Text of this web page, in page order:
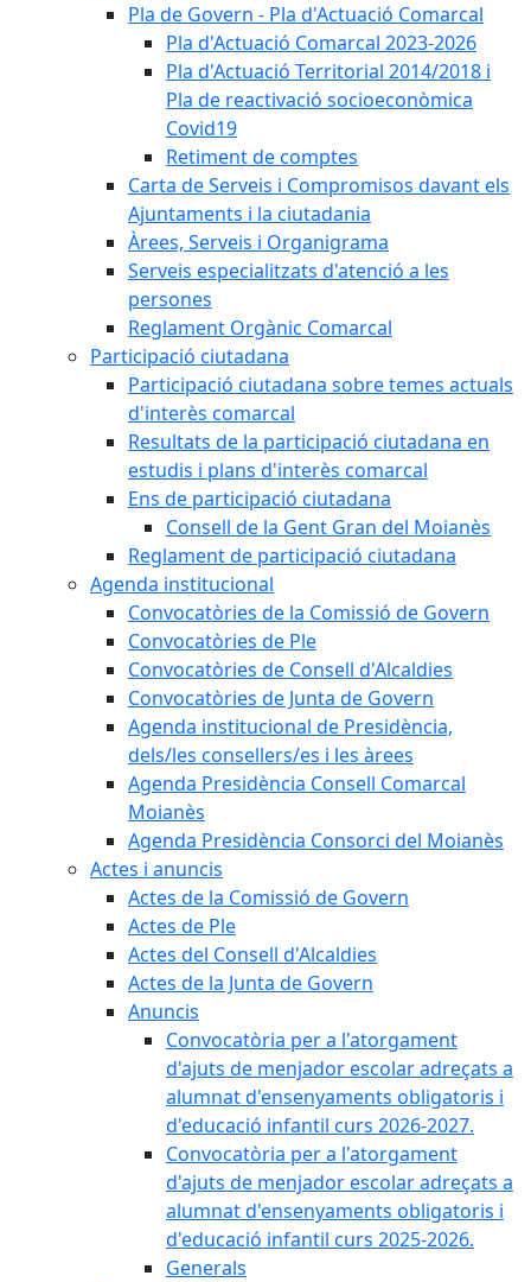
Pla de Govern - Pla d'Actuació Comarcal
Pla d'Actuació Comarcal 2023-2026
Pla d'Actuació Territorial 2014/2018 i
Pla de reactivació socioeconòmica
Covid19
Retiment de comptes
Carta de Serveis i Compromisos davant els
Ajuntaments i la ciutadania
Àrees, Serveis i Organigrama
Serveis especialitzats d'atenció a les
persones
Reglament Orgànic Comarcal
Participació ciutadana
Participació ciutadana sobre temes actuals
d'interès comarcal
Resultats de la participació ciutadana en
estudis i plans d'interès comarcal
Ens de participació ciutadana
Consell de la Gent Gran del Moianès
Reglament de participació ciutadana
Agenda institucional
Convocatòries de la Comissió de Govern
Convocatòries de Ple
Convocatòries de Consell d'Alcaldies
Convocatòries de Junta de Govern
Agenda institucional de Presidència,
dels/les consellers/es i les àrees
Agenda Presidència Consell Comarcal
Moianès
Agenda Presidència Consorci del Moianès
Actes i anuncis
Actes de la Comissió de Govern
Actes de Ple
Actes del Consell d'Alcaldies
Actes de la Junta de Govern
Anuncis
Convocatòria per a l'atorgament
d'ajuts de menjador escolar adreçats a
alumnat d'ensenyaments obligatoris i
d'educació infantil curs 2026-2027.
Convocatòria per a l'atorgament
d'ajuts de menjador escolar adreçats a
alumnat d'ensenyaments obligatoris i
d'educació infantil curs 2025-2026.
Generals